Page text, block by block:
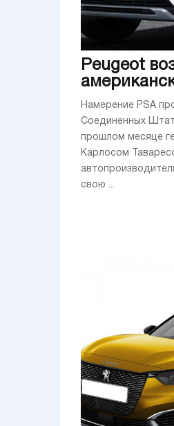
Peugeot
Намерение PSA
Соединенных
прошлом месяце
Карлосом
свою ...